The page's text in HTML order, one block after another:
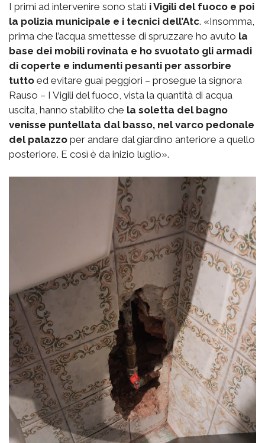
I primi ad intervenire sono stati i Vigili del fuoco e poi
la polizia municipale e i tecnici dell’Atc. «Insomma,
prima che l’acqua smettesse di spruzzare ho avuto la
base dei mobili rovinata e ho svuotato gli armadi
di coperte e indumenti pesanti per assorbire
tutto ed evitare guai peggiori – prosegue la signora
Rauso – I Vigili del fuoco, vista la quantità di acqua
uscita, hanno stabilito che la soletta del bagno
venisse puntellata dal basso, nel varco pedonale
del palazzo per andare dal giardino anteriore a quello
posteriore. E così è da inizio luglio».